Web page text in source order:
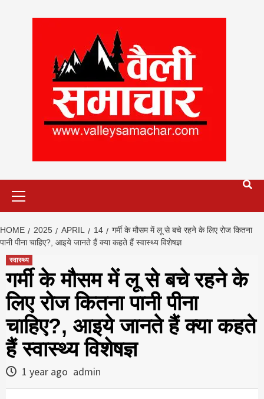
HOME 2025 APRIL 14
गर्मी के मौसम में लू से बचे रहने के लिए रोज कितना
पानी पीना चाहिए?, आइये जानते हैं क्या कहते हैं स्वास्थ्य विशेषज्ञ
स्वास्थ्य
गर्मी के मौसम में लू से बचे रहने के
लिए रोज कितना पानी पीना
चाहिए?, आइये जानते हैं क्या कहते
हैं स्वास्थ्य विशेषज्ञ
1 year ago admin